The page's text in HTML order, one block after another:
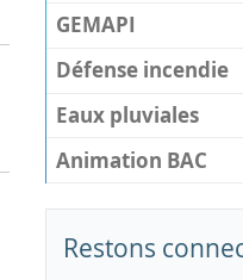
GEMAPI
Défense incendie
Eaux pluviales
Animation BAC
Restons